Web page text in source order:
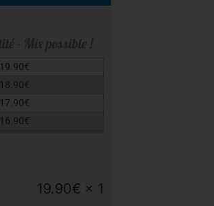
19.90€
18.90€
17.90€
16.90€
19.90€ × 1